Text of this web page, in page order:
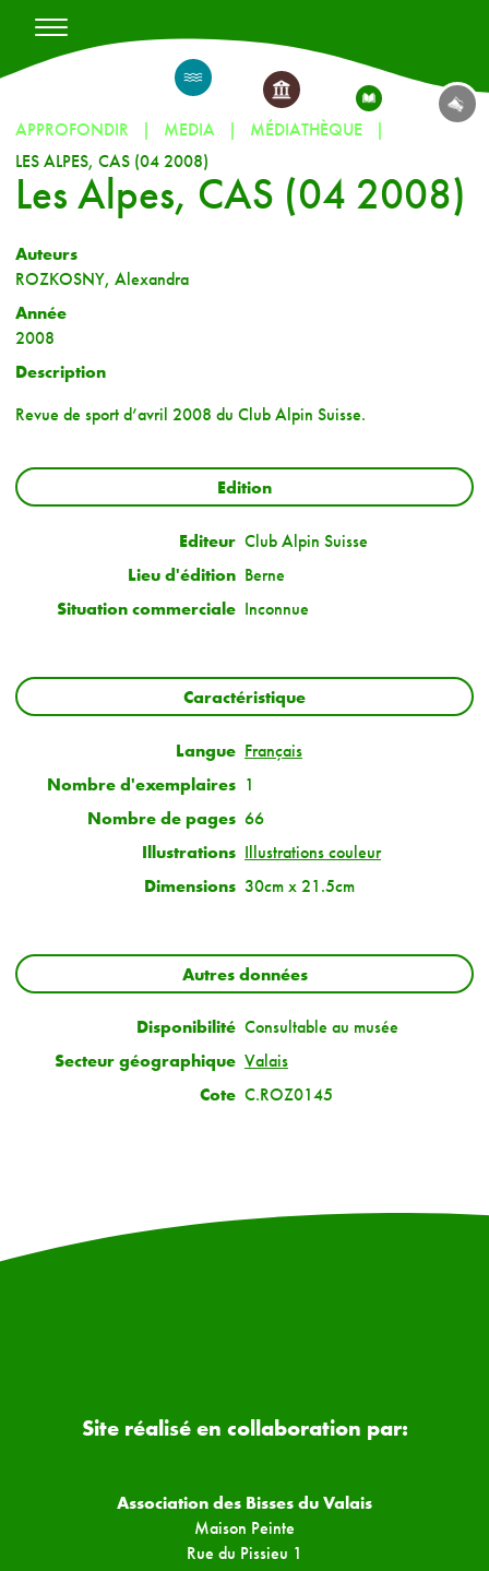
APPROFONDIR MEDIA
MÉDIATHÈQUE
LES ALPES, CAS (04 2008)
Les Alpes, CAS (04 2008)
Auteurs
ROZKOSNY, Alexandra
Année
2008
Description
Revue de sport d’avril 2008 du Club Alpin Suisse.
Edition
Editeur Club Alpin Suisse
Lieu d'édition Berne
Situation commerciale Inconnue
Caractéristique
Langue Français
Nombre d'exemplaires 1
Nombre de pages 66
Illustrations Illustrations couleur
Dimensions 30cm x 21.5cm
Autres données
Disponibilité Consultable au musée
Secteur géographique Valais
Cote C.ROZ0145
Site réalisé en collaboration par:
Association des Bisses du Valais
Maison Peinte
Rue du Pissieu 1